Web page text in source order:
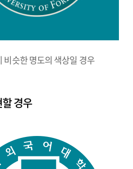
비슷한 명도의 색상일 경우
경우